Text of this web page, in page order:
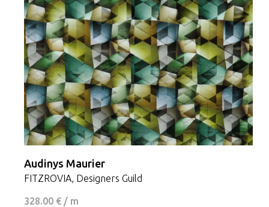
Audinys Maurier
FITZROVIA, Designers Guild
328.00 € / m